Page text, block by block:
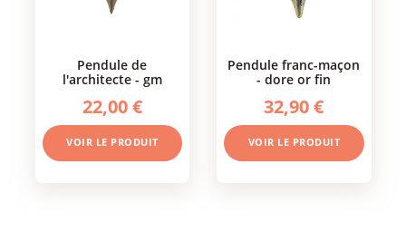
pendule de
l'architecte - gm
22,00 €
VOIR LE PRODUIT
pendule franc-maçon
- dore or fin
32,90 €
VOIR LE PRODUIT